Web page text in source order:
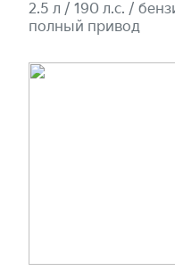
2.5 л / 190 л.c. /
полный привод